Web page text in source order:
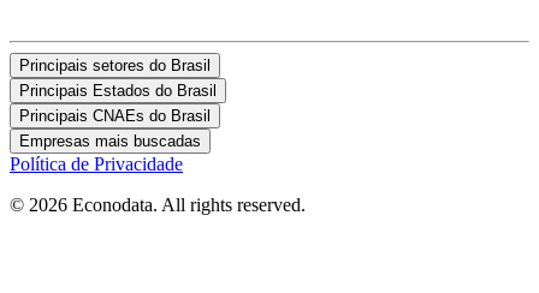
Principais setores do Brasil
Principais Estados do Brasil
Principais CNAEs do Brasil
Empresas mais buscadas
Política de Privacidade
© 2026 Econodata. All rights reserved.